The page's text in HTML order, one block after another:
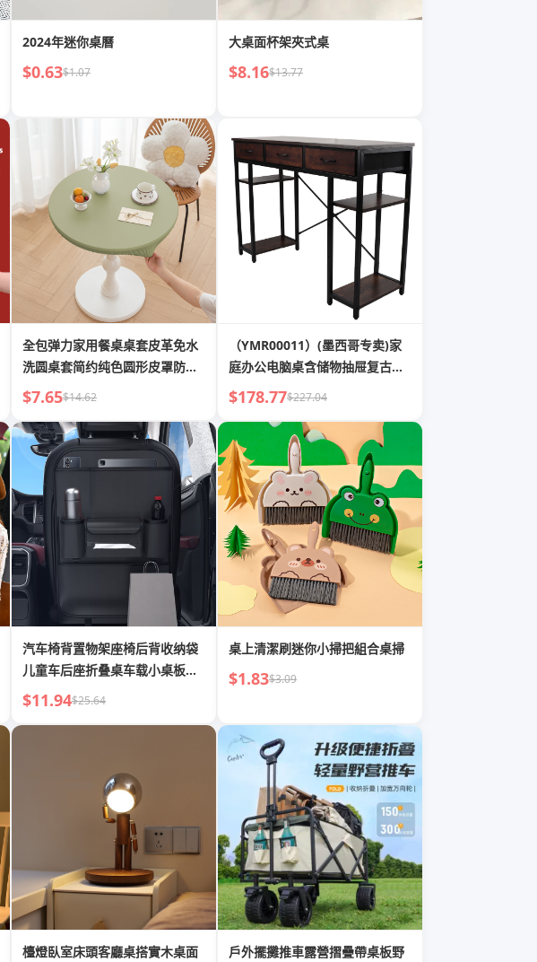
2024年迷你桌曆
$0.63$1.07
大桌面杯架夾式桌
$8.16$13.77
全包弹力家用餐桌桌套皮革免水
洗圆桌套简约纯色圆形皮罩防尘
防滑
$7.65$14.62
（YMR00011）(墨西哥专卖)家
庭办公电脑桌含储物抽屉复古工
业风办公桌
$178.77$227.04
汽车椅背置物架座椅后背收纳袋
儿童车后座折叠桌车载小桌板后
排
$11.94$25.64
桌上清潔刷迷你小掃把組合桌掃
$1.83$3.09
檯燈臥室床頭客廳桌搭實木桌面
戶外擺攤推車露營摺疊帶桌板野